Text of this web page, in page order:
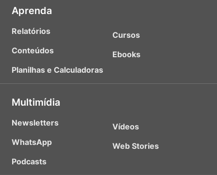
Aprenda
Relatórios
Conteúdos
Planilhas e Calculadoras
Cursos
Ebooks
Multimídia
Newsletters
WhatsApp
Podcasts
Vídeos
Web Stories